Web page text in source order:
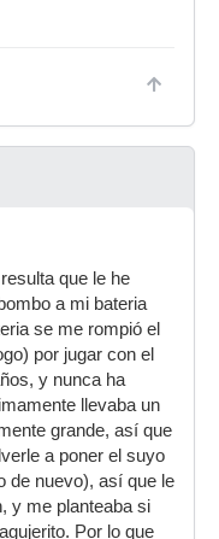
que le he
a mi bateria
se me rompió el
por jugar con el
y nunca ha
llevaba un
grande, así que
a poner el suyo
de nuevo), así que le
y me planteaba si
Por lo que